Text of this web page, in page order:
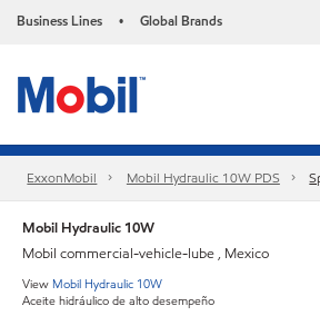
Business Lines • Global Brands
ExxonMobil Mobil Hydraulic 10W PDS
Mobil Hydraulic 10W
Mobil commercial-vehicle-lube , Mexico
View Mobil Hydraulic 10W
Aceite hidráulico de alto desempeño